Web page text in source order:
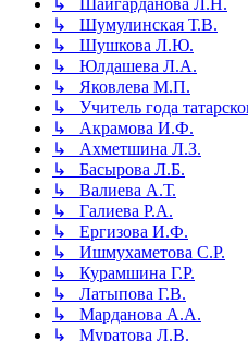
↳ Шайгарданова Л.Н.
↳ Шумулинская Т.В.
↳ Шушкова Л.Ю.
↳ Юлдашева Л.А.
↳ Яковлева М.П.
↳ Учитель года
↳ Акрамова И.Ф.
↳ Ахметшина Л.З.
↳ Басырова Л.Б.
↳ Валиева А.Т.
↳ Галиева Р.А.
↳ Ергизова И.Ф.
↳ Ишмухаметова С.Р.
↳ Курамшина Г.Р.
↳ Латыпова Г.В.
↳ Марданова А.А.
↳ Муратова Л.В.